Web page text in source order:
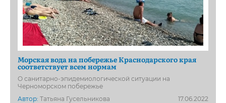
Морская вода на побережье Краснодарского края
соответствует всем нормам
О санитарно-эпидемиологической ситуации на
Черноморском побережье
Автор: Татьяна Гусельникова
17.06.2022